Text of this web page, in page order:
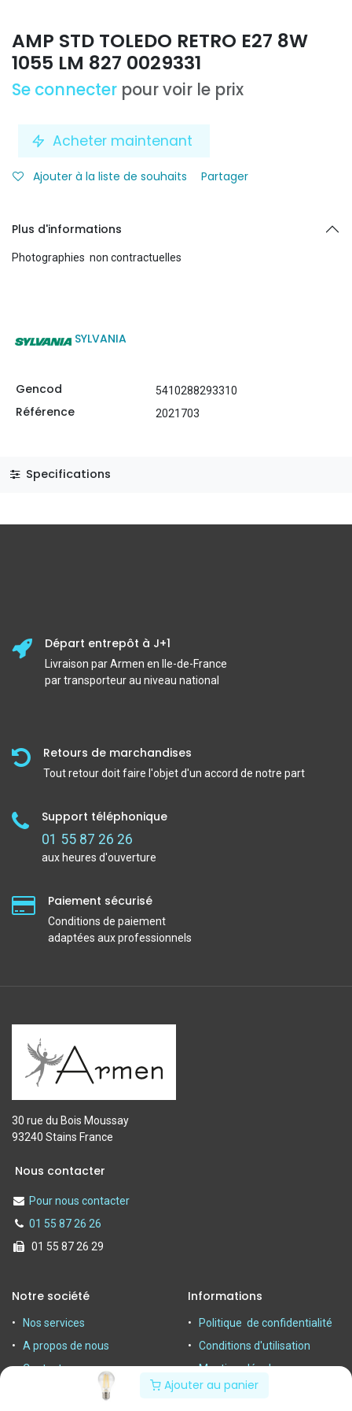
Ajouter au panier
AMP STD TOLEDO RETRO E27 8W
1055 LM 827 0029331
Se connecter pour voir le prix
Acheter maintenant
Ajouter à la liste de souhaits Partager
Plus d'informations
Photographies non contractuelles
SYLVANIA
Gencod 5410288293310
Référence 2021703
Specifications
Départ entrepôt à J+1
Livraison par Armen en Ile-de-France
par transporteur au niveau national
Retours de marchandises
Tout retour doit faire l'objet d'un accord de notre part
Support téléphonique
01 55 87 26 26
aux heures d'ouverture
Paiement sécurisé
Conditions de paiement
adaptées aux professionnels
30 rue du Bois Moussay
93240 Stains France
Nous contacter
Pour nous contacter
01 55 87 26 26
01 55 87 26 29
Notre société
Nos services
A propos de nous
Contactez-nous
Informations
Politique de confidentialité
Conditions d'utilisation
Mentions légales